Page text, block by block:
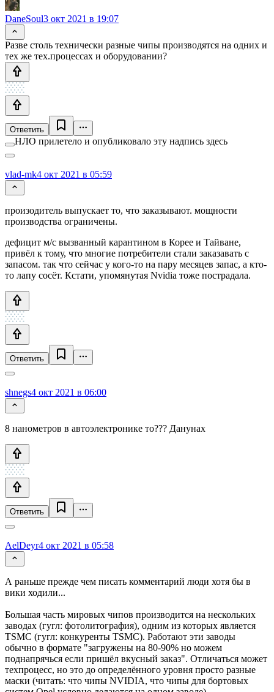
DaneSoul3 окт 2021 в 19:07
Разве столь технически разные чипы производятся на одних и
тех же тех.процессах и оборудовании?
Ответить
НЛО прилетело и опубликовало эту надпись здесь
vlad-mk4 окт 2021 в 05:59
произодитель выпускает то, что заказывают. мощности
производства ограничены.
дефицит м/с вызванный карантином в Корее и Тайване,
привёл к тому, что многие потребители стали заказавать с
запасом. так что сейчас у кого-то на пару месяцев запас, а кто-
то лапу сосёт. Кстати, упомянутая Nvidia тоже пострадала.
Ответить
shnegs4 окт 2021 в 06:00
8 нанометров в автоэлектронике то??? Данунах
Ответить
AelDeyr4 окт 2021 в 05:58
А раньше прежде чем писать комментарий люди хотя бы в
вики ходили...
Большая часть мировых чипов производится на нескольких
заводах (гугл: фотолитография), одним из которых является
TSMC (гугл: конкуренты TSMC). Работают эти заводы
обычно в формате "загружены на 80-90% но можем
поднапрячься если пришёл вкусный заказ". Отличаться может
техпроцесс, но это до определённого уровня просто разные
маски (читать: что чипы NVIDIA, что чипы для бортовых